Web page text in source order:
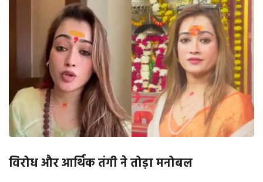
विरोध और आर्थिक तंगी ने तोड़ा मनोबल